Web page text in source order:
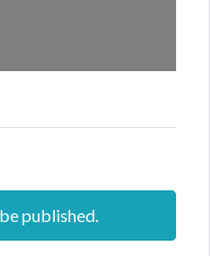
published.